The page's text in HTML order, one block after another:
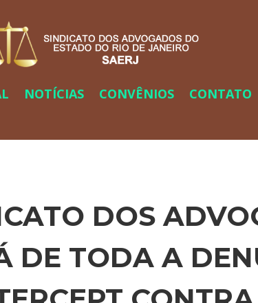
NOTÍCIAS CONVÊNIOS CONTATO
DOS
DE TODA A